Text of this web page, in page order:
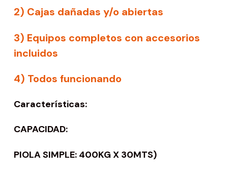
2) Cajas dañadas y/o abiertas
3) Equipos completos con accesorios
incluidos
4) Todos funcionando
Características:
CAPACIDAD:
PIOLA SIMPLE: 400KG X 30MTS)